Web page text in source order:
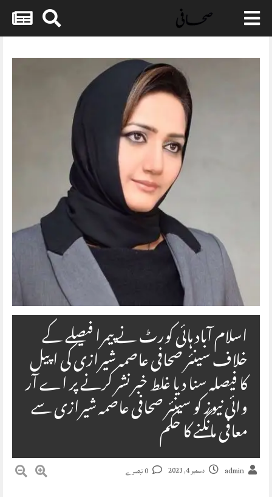
Skip
content
اسلام آباد ہائی کورٹ نے پیمرا فیصلے کے
خلاف سینئر صحافی عاصمہ شیرازی کی اپیل
کا فیصلہ سنا دیا غلط خبر نشر کرنے پر اے آر
وائی نیوز کو سینئر صحافی عاصمہ شیرازی سے
معافی مانگنے کا حکم
admin دسمبر 4, 2023